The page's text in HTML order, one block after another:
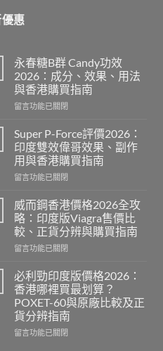
惠
永春糖B群 Candy功效
2026：成分、效果、用法
與香港購買指南
在
春
糖
B
群
Candy
效
2026：
成
分、
效
用
法
與
香
港
購
留言功能已關閉
Super P-Force評價2026：
印度雙效偉哥效果、副作
用與香港購買指南
在
P-
Force
評
價
2026：
度
雙
效
偉
哥
效
留言功能已關閉
威而鋼香港價格2026全攻
略：印度版Viagra售價比
較、正貨分辨與購買指南
在
而
鋼
香
港
價
格
留言功能已關閉
必利勁印度版價格2026：
香港哪裡買最划算？
POXET-60與原廠比較及正
貨分辨指南
在
留言功能已關閉